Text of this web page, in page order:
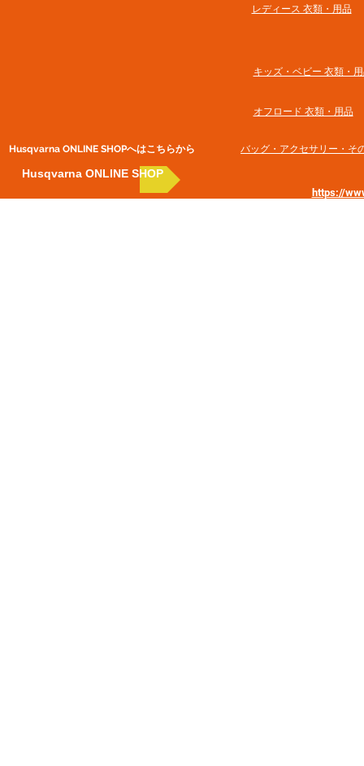
Husqvarna ONLINE SHOP​へはこちらから
Husqvarna ONLINE SHOP
​レディース 衣類・用品
キッズ・ベビー 衣類・
オフロード 衣類・用品
バッグ・アクセサリー・そ
https://